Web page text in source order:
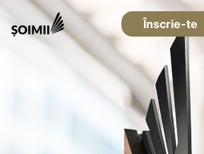
Înscrie-te